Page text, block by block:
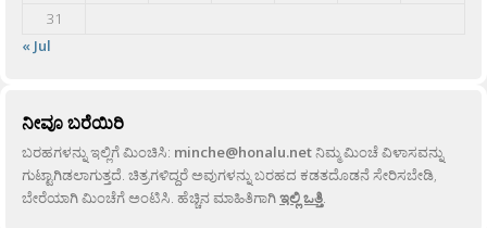
31
« Jul
ನೀವೂ ಬರೆಯಿರಿ
ಬರಹಗಳನ್ನು ಇಲ್ಲಿಗೆ ಮಿಂಚಿಸಿ: minche@honalu.netನಿಮ್ಮ ಮಿಂಚೆ ವಿಳಾಸವನ್ನು
ಗುಟ್ಟಾಗಿಡಲಾಗುತ್ತದೆ. ಚಿತ್ರಗಳಿದ್ದರೆ ಅವುಗಳನ್ನು ಬರಹದ ಕಡತದೊಡನೆ ಸೇರಿಸಬೇಡಿ,
ಬೇರೆಯಾಗಿ ಮಿಂಚೆಗೆ ಅಂಟಿಸಿ. ಹೆಚ್ಚಿನ ಮಾಹಿತಿಗಾಗಿಇಲ್ಲಿ ಒತ್ತಿ.